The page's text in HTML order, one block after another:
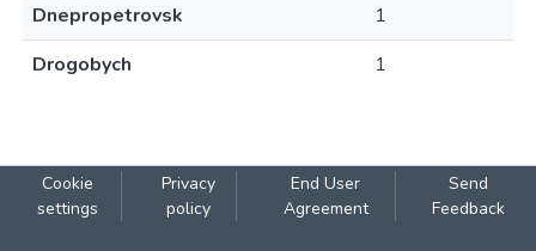
Dnepropetrovsk
1
Drogobych
1
Cookie
settings
Privacy
policy
End User
Agreement
Send
Feedback